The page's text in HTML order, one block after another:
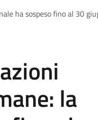
ha sospeso fino al 30
la